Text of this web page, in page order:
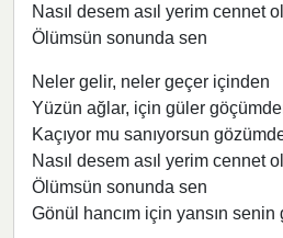
Nasıl desem asıl yerim cennet
Ölümsün sonunda sen
Neler gelir, neler geçer içinden
Yüzün ağlar, için güler
Kaçıyor mu sanıyorsun
Nasıl desem asıl yerim cennet
Ölümsün sonunda sen
Gönül hancım için yansın senin